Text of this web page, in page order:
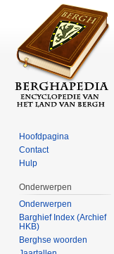
Hoofdpagina
Contact
Hulp
Onderwerpen
Onderwerpen
Barghief Index (Archief
HKB)
Berghse woorden